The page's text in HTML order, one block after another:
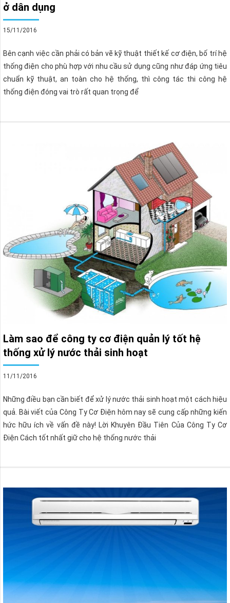
ở dân dụng
15/11/2016
Bên cạnh việc cần phải có bản vẽ kỹ thuật thiết kế cơ điện, bố trí hệ
thống điện cho phù hợp với nhu cầu sử dụng cũng như đáp ứng tiêu
chuẩn kỹ thuật, an toàn cho hệ thống, thì công tác thi công hệ
thống điện đóng vai trò rất quan trọng để
Làm sao để công ty cơ điện quản lý tốt hệ
thống xử lý nước thải sinh hoạt
11/11/2016
Những điều bạn cần biết để xử lý nước thải sinh hoạt một cách hiệu
quả. Bài viết của Công Ty Cơ Điện hôm nay sẽ cung cấp những kiến
hức hữu ích về vấn đề này! Lời Khuyên Đầu Tiên Của Công Ty Cơ
Điện Cách tốt nhất giữ cho hệ thống nước thải